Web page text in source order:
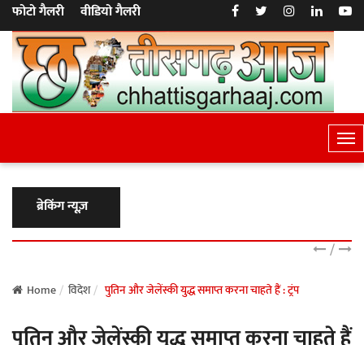
फोटो गैलरी वीडियो गैलरी
T
o
e
i
ब्रेकिंग न्यूज़
/
Home विदेश पुतिन और जेलेंस्की युद्ध समाप्त करना चाहते हैं : ट्रंप